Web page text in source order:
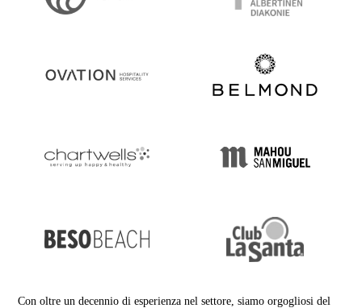
Con oltre un decennio di esperienza nel settore, siamo orgogliosi del